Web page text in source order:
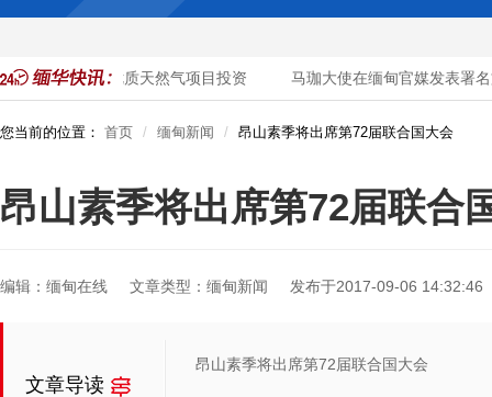
业加大对缅优质天然气项目投资 马珈大使在缅甸官媒发表署名
您当前的位置： 首页 缅甸新闻 昂山素季将出席第72届联合国大会
昂山素季将出席第72届联合
编辑：缅甸在线 文章类型：缅甸新闻 发布于2017-09-06 14:32:46
文章导读
昂山素季将出席第72届联合国大会